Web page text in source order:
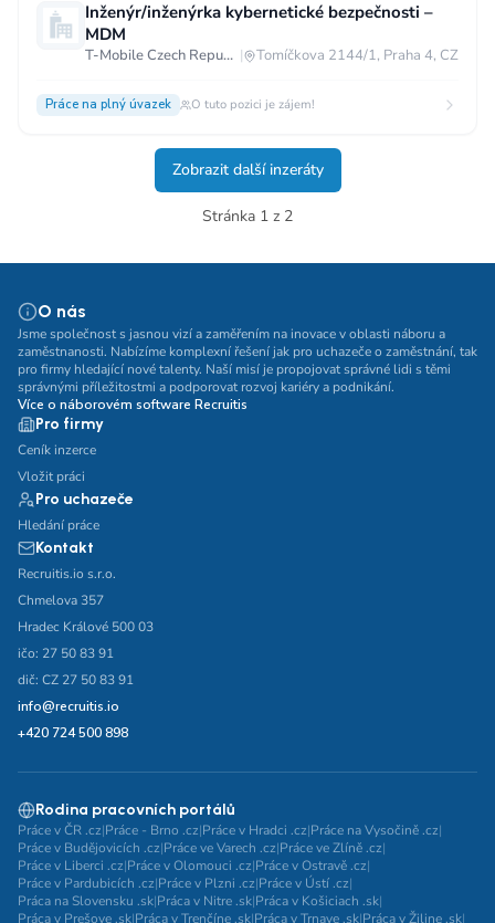
Inženýr/inženýrka kybernetické bezpečnosti –
MDM
T-Mobile Czech Republic a.s. | Tomíčkova 2144/1, Praha 4, CZ
Práce na plný úvazek O tuto pozici je zájem!
Zobrazit další inzeráty
Stránka 1 z 2
O nás
Jsme společnost s jasnou vizí a zaměřením na inovace v oblasti náboru a
zaměstnanosti. Nabízíme komplexní řešení jak pro uchazeče o zaměstnání, tak
pro firmy hledající nové talenty. Naší misí je propojovat správné lidi s těmi
správnými příležitostmi a podporovat rozvoj kariéry a podnikání.
Více o náborovém software Recruitis
Pro firmy
Ceník inzerce
Vložit práci
Pro uchazeče
Hledání práce
Kontakt
Recruitis.io s.r.o.
Chmelova 357
Hradec Králové 500 03
ičo: 27 50 83 91
dič: CZ 27 50 83 91
info@recruitis.io
+420 724 500 898
Rodina pracovních portálů
Práce v ČR .cz|Práce - Brno .cz|Práce v Hradci .cz|Práce na Vysočině .cz|
Práce v Budějovicích .cz|Práce ve Varech .cz|Práce ve Zlíně .cz|
Práce v Liberci .cz|Práce v Olomouci .cz|Práce v Ostravě .cz|
Práce v Pardubicích .cz|Práce v Plzni .cz|Práce v Ústí .cz|
Práca na Slovensku .sk|Práca v Nitre .sk|Práca v Košiciach .sk|
Práca v Prešove .sk|Práca v Trenčíne .sk|Práca v Trnave .sk|Práca v Žiline .sk|